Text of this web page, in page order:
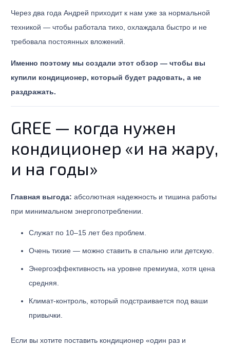
Через два года Андрей приходит к нам уже за нормальной
техникой — чтобы работала тихо, охлаждала быстро и не
требовала постоянных вложений.
Именно поэтому мы создали этот обзор — чтобы вы
купили кондиционер, который будет радовать, а не
раздражать.
GREE — когда нужен
кондиционер «и на жару,
и на годы»
Главная выгода: абсолютная надежность и тишина работы
при минимальном энергопотреблении.
Служат по 10–15 лет без проблем.
Очень тихие — можно ставить в спальню или детскую.
Энергоэффективность на уровне премиума, хотя цена
средняя.
Климат-контроль, который подстраивается под ваши
привычки.
Если вы хотите поставить кондиционер «один раз и